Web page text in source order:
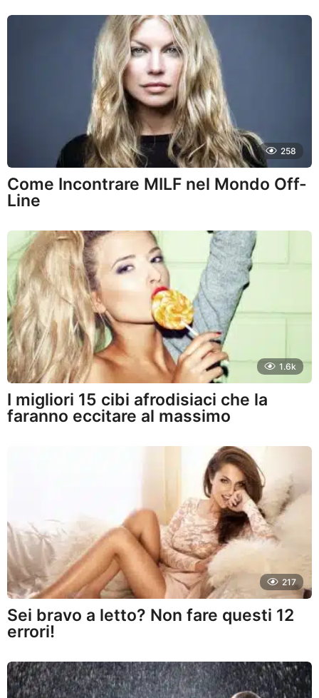
258
Come Incontrare MILF nel Mondo Off-
Line
1.6k
I migliori 15 cibi afrodisiaci che la
faranno eccitare al massimo
217
Sei bravo a letto? Non fare questi 12
errori!